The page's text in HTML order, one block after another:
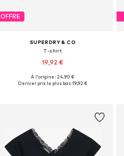
OFFRE
SUPERDRY & CO
T-shirt
19,92 €
Tailles disponibles: XS, S, M, L, XL
À l'origine : 24,90 €
Dernier prix le plus bas :19,92 €